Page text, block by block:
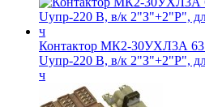
Контактор МК2-30УХЛ3А
Uупр-220 В, в/к 2"З"+2"Р",
ч